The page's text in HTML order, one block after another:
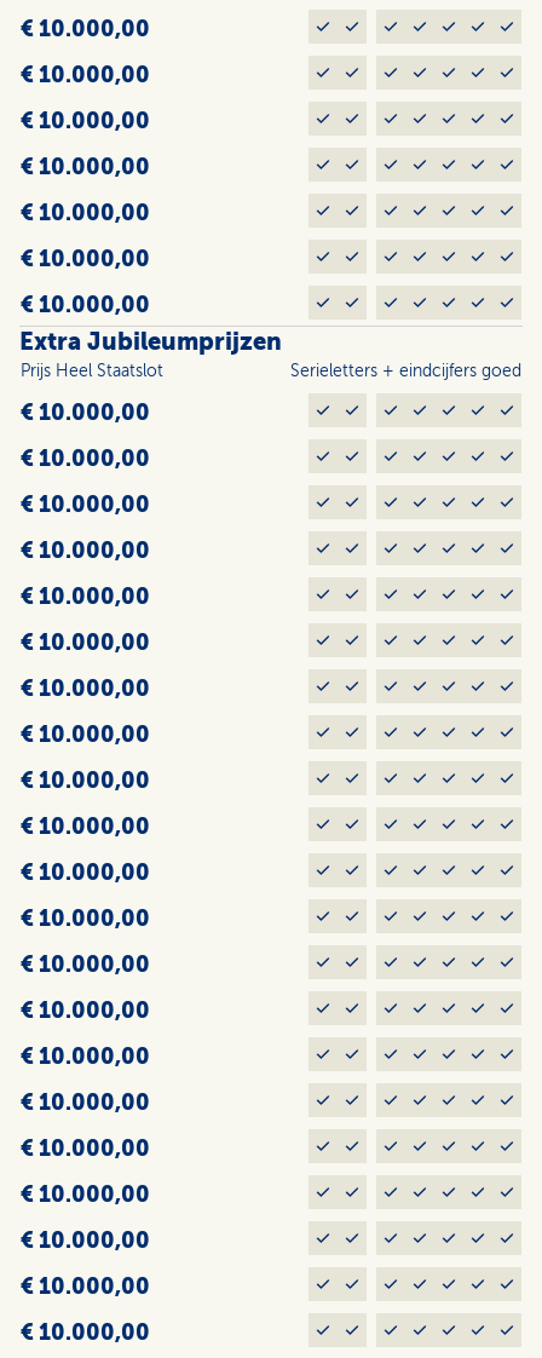
€ 10.000,00
€ 10.000,00
€ 10.000,00
€ 10.000,00
€ 10.000,00
€ 10.000,00
€ 10.000,00
Extra Jubileumprijzen
Prijs Heel Staats­lot Serieletters + eindcijfers goed
€ 10.000,00
€ 10.000,00
€ 10.000,00
€ 10.000,00
€ 10.000,00
€ 10.000,00
€ 10.000,00
€ 10.000,00
€ 10.000,00
€ 10.000,00
€ 10.000,00
€ 10.000,00
€ 10.000,00
€ 10.000,00
€ 10.000,00
€ 10.000,00
€ 10.000,00
€ 10.000,00
€ 10.000,00
€ 10.000,00
€ 10.000,00